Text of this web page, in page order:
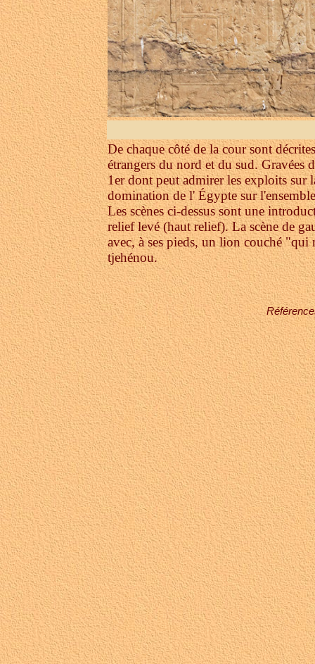
De chaque côté de la cour sont
étrangers du nord et du sud. Gravées
1er dont peut admirer les exploits sur
domination de l' Égypte sur
Les scènes ci-dessus sont une
relief levé (haut relief). La scène de
avec, à ses pieds, un lion couché "qui
tjehénou.